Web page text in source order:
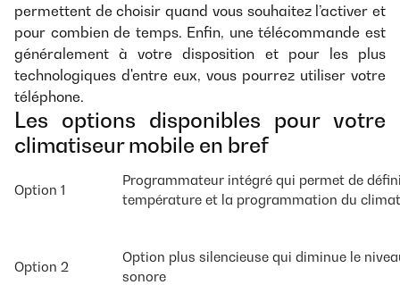
permettent de choisir quand vous souhaitez l’activer et
pour combien de temps. Enfin, une télécommande est
généralement à votre disposition et pour les plus
technologiques d'entre eux, vous pourrez utiliser votre
téléphone.
Les options disponibles pour votre
climatiseur mobile en bref
Option 1
Programmateur intégré qui permet de
température et la programmation du
Option 2
Option plus silencieuse qui diminue le
sonore